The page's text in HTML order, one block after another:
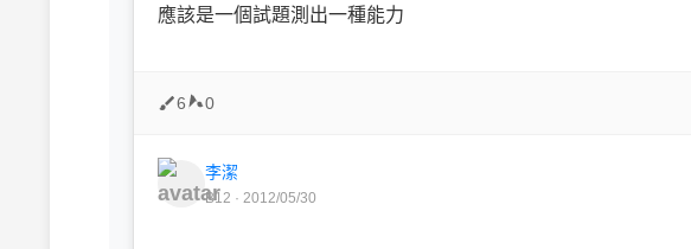
應該是一個試題測出一種能力
6 0
李潔
B12 · 2012/05/30